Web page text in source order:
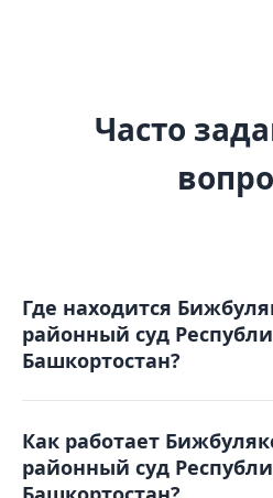
Часто
Где находится
районный суд
Башкортостан?
Башкортостан расположен
Республика Башкортостан, с.
Как работает
районный суд